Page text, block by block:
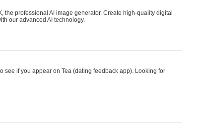
the professional AI image generator. Create high-quality digital
our advanced AI technology.
if you appear on Tea (dating feedback app). Looking for